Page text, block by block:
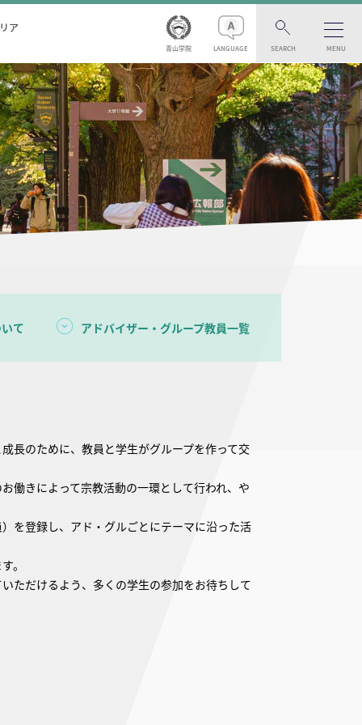
ア
青山学院 LANGUAGE SEARCH MENU
て アドバイザー・グループ教員一覧
長のために、教員と学生がグループを作って交
働きによって宗教活動の一環として行われ、や
を登録し、アド・グルごとにテーマに沿った活
。
ただけるよう、多くの学生の参加をお待ちして